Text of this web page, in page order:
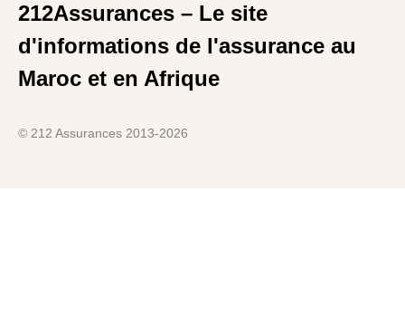
212Assurances – Le site
d'informations de l'assurance au
Maroc et en Afrique
© 212 Assurances 2013-2026